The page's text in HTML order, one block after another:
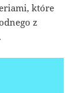
które
z